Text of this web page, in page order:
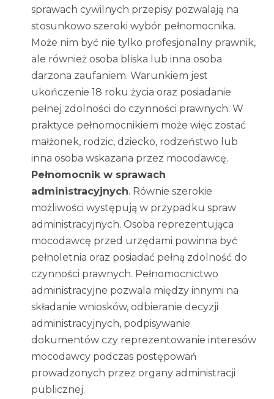
sprawach cywilnych przepisy pozwalają na
stosunkowo szeroki wybór pełnomocnika.
Może nim być nie tylko profesjonalny prawnik,
ale również osoba bliska lub inna osoba
darzona zaufaniem. Warunkiem jest
ukończenie 18 roku życia oraz posiadanie
pełnej zdolności do czynności prawnych. W
praktyce pełnomocnikiem może więc zostać
małżonek, rodzic, dziecko, rodzeństwo lub
inna osoba wskazana przez mocodawcę.
Pełnomocnik w sprawach
administracyjnych. Równie szerokie
możliwości występują w przypadku spraw
administracyjnych. Osoba reprezentująca
mocodawcę przed urzędami powinna być
pełnoletnia oraz posiadać pełną zdolność do
czynności prawnych. Pełnomocnictwo
administracyjne pozwala między innymi na
składanie wniosków, odbieranie decyzji
administracyjnych, podpisywanie
dokumentów czy reprezentowanie interesów
mocodawcy podczas postępowań
prowadzonych przez organy administracji
publicznej.